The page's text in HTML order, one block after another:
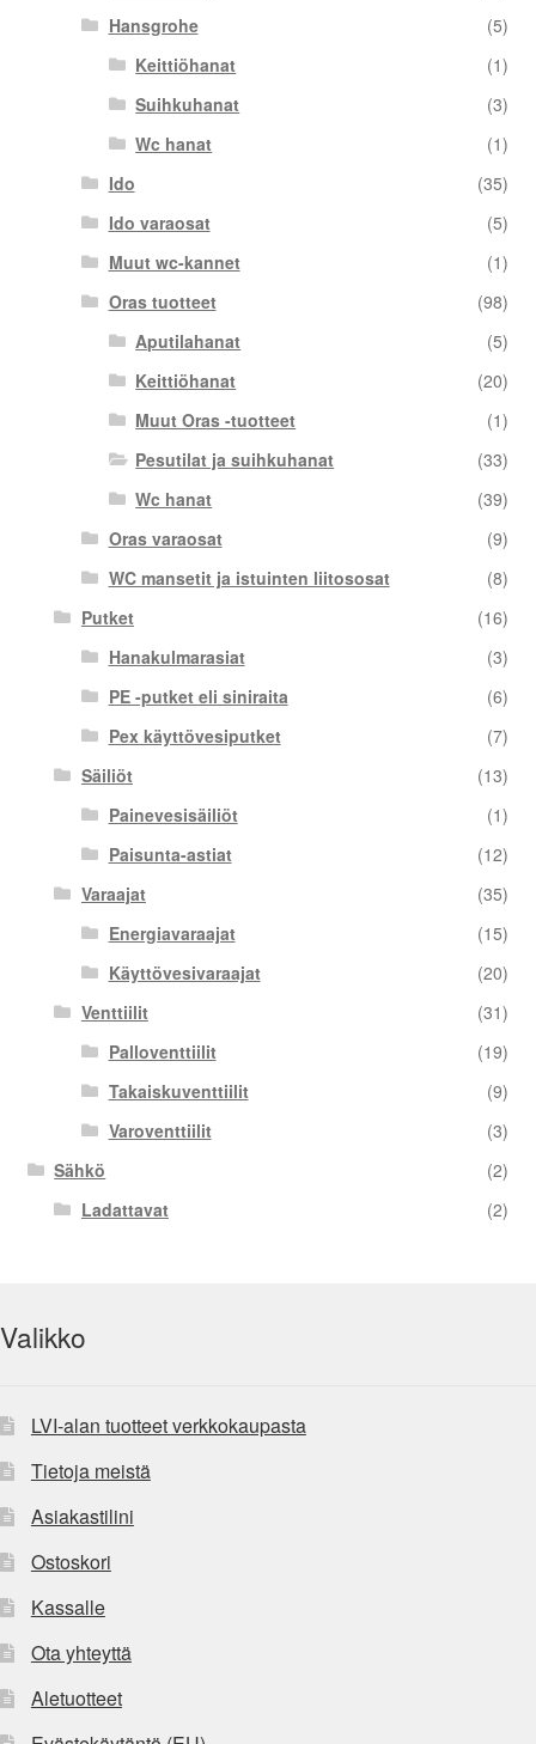
Hansgrohe
(5)
Keittiöhanat
(1)
Suihkuhanat
(3)
Wc hanat
(1)
Ido
(35)
Ido varaosat
(5)
Muut wc-kannet
(1)
Oras tuotteet
(98)
Aputilahanat
(5)
Keittiöhanat
(20)
Muut Oras -tuotteet
(1)
Pesutilat ja suihkuhanat
(33)
Wc hanat
(39)
Oras varaosat
(9)
WC mansetit ja istuinten liitososat
(8)
Putket
(16)
Hanakulmarasiat
(3)
PE -putket eli siniraita
(6)
Pex käyttövesiputket
(7)
Säiliöt
(13)
Painevesisäiliöt
(1)
Paisunta-astiat
(12)
Varaajat
(35)
Energiavaraajat
(15)
Käyttövesivaraajat
(20)
Venttiilit
(31)
Palloventtiilit
(19)
Takaiskuventtiilit
(9)
Varoventtiilit
(3)
Sähkö
(2)
Ladattavat
(2)
Valikko
LVI-alan tuotteet verkkokaupasta
Tietoja meistä
Asiakastilini
Ostoskori
Kassalle
Ota yhteyttä
Aletuotteet